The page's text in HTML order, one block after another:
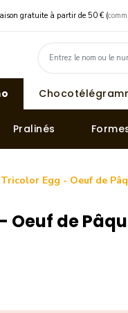
gratuite à partir de 50 € (
Pralinés
Egg - Oeuf de
Oeuf de